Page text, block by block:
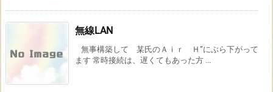
無線LAN
無事構築して 某氏のＡｉｒ Ｈ”にぶら下がって
ます 常時接続は、遅くてもあった方 ...